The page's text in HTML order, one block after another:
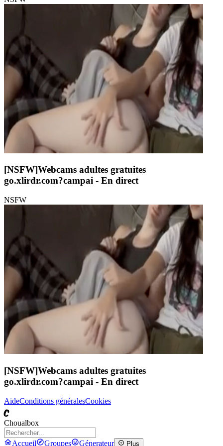
[NSFW]Webcams adultes gratuites
go.xlirdr.com?campai - En direct
NSFW
[NSFW]Webcams adultes gratuites
go.xlirdr.com?campai - En direct
AideConditions généralesCookies
C
Choualbox
Accueil Groupes Génerateur Plus